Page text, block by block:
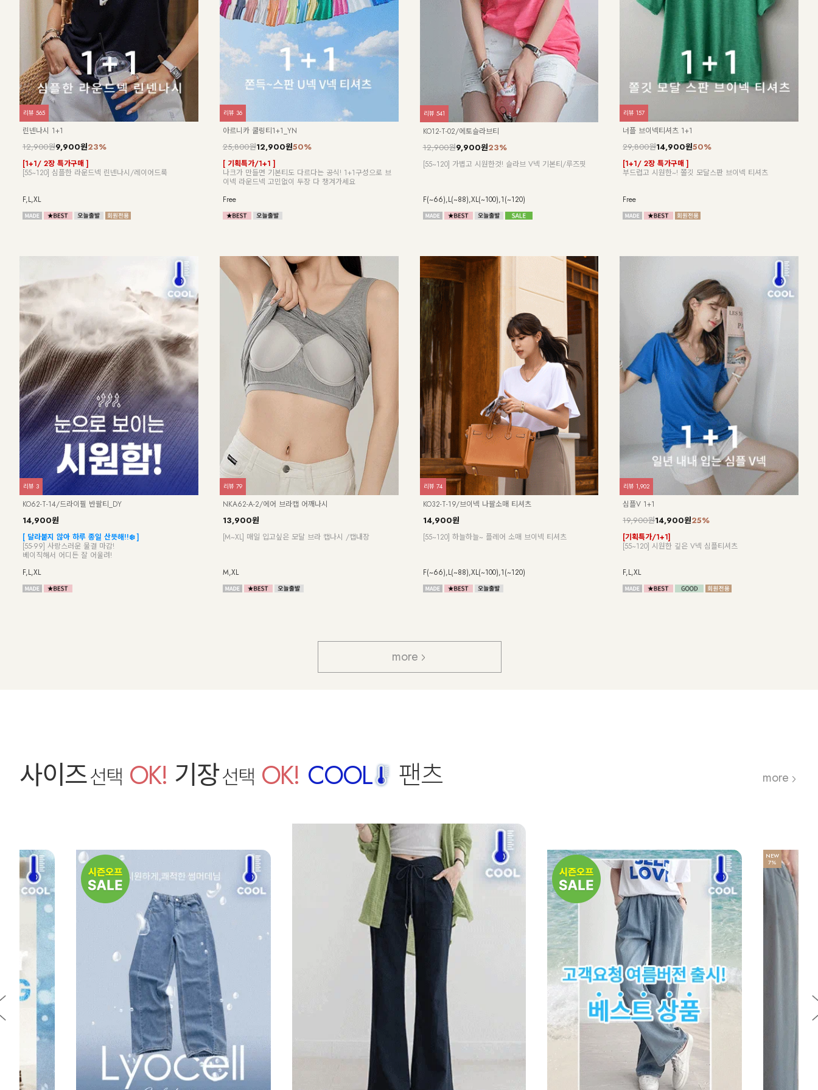
NK62-TS-26/슈라인 라운드 반팔 블라우스_HR
24,900원
[55-100] 넉넉한 품과 여유로운 핏이 군살을 자연스럽게
커버해 편안한 착용감의 반팔 블라우스
Free
리뷰 34
NK62-TS-32/일루민 뒤트임 셔츠_DY
7%
21,900원20,370원
[ 답답한ZERO! 시스루 원단! ]
[55-99] 은은하게 반짝이는 고급링클원단!
자연스럽게 흐르는 핏!
Free
리뷰 15
NK62-TS-16/블리딩 핀턱 셔츠_YN
22,900원
[55-88] 가볍게 살랑 입었을 뿐인데, 완성도 높은 디테일
Free
리뷰 16
NK61-TS-20/허밋 체크 거즈 롱셔츠_JY
7%
21,900원20,370원
[ 썬크림으로는 부족해☀ 리얼 살안타템!! ]
[55-99] 셔츠처럼 원피스처럼! 가볍게 툭 걸치기 좋아! 은
Free
리뷰0
NK62-TS-7/엔들리스 홀터 나시_JY
19,900원
꽃잎을 닮은 러플 네크라인~ 셔링 러플 넥라인 여리핏 홀
터 나시 블라우스
Free
리뷰 7
NK52-TS-8/파슈파 반오픈 반팔셔츠
26,900원15,900원
[55~88] 하늘처럼 가볍게, 바람처럼 산뜻하게🌿 심플+청
Free
리뷰 19
NK61-TS-16/에어라이트 시스루 셔츠_HR
19,900원
[55-99] 공기처럼 가벼워 툭툭 입기 좋은,구겨져도 자연
Free
리뷰 159
NK62-TS-66/미네트 퍼프 반팔 블라우스_HR
7%
21,900원20,370원
한 벌로 두가지 무드!체형커버는 물론,입는 순간 분위기
가 달라지는 퍼프 소매 블라우스
Free
리뷰0
more
사이즈선택 OK! 기장선택 OK! COOL 팬츠 more
NEW
7%